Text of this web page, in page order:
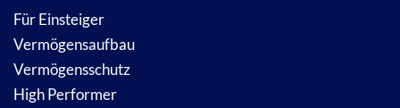
Für Einsteiger
Vermögensaufbau
Vermögensschutz
High Performer